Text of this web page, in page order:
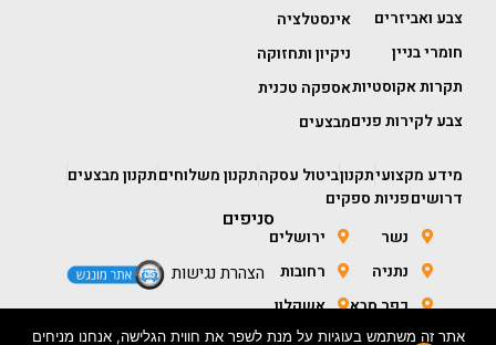
צבע ואביזרים
חומרי בניין
תקרות אקוסטיות
צבע לקירות פנים
אינסטלציה
ניקיון ותחזוקה
אספקה טכנית
מבצעים
מידע מקצועיתקנוןביטול עסקהתקנון משלוחיםתקנון מבצעים
דרושיםפניות ספקים
סניפים
נשר
נתניה
כפר סבא
חולון
ירושלים
רחובות
אשקלון
באר שבע
הצהרת נגישות
אתר זה משתמש בעוגיות על מנת לשפר את חווית הגלישה, אנחנו מניחים